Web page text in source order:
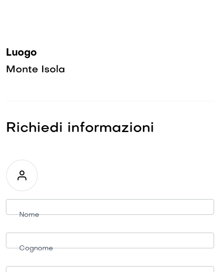
Luogo
Monte Isola
Richiedi informazioni
Richiesta
informazioni
Nome
Cognome